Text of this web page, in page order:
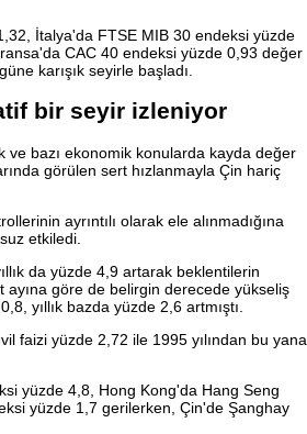
İtalya'da FTSE MIB 30 endeksi yüzde
CAC 40 endeksi yüzde 0,93 değer
karışık seyirle başladı.
bir seyir izleniyor
ve bazı ekonomik konularda kayda değer
görülen sert hızlanmayla Çin hariç
ayrıntılı olarak ele alınmadığına
etkiledi.
da yüzde 4,9 artarak beklentilerin
ayına göre de belirgin derecede yükseliş
yıllık bazda yüzde 2,6 artmıştı.
faizi yüzde 2,72 ile 1995 yılından bu yana
yüzde 4,8, Hong Kong'da Hang Seng
yüzde 1,7 gerilerken, Çin'de Şanghay